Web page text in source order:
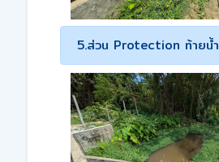
5.ส่วน Protection ท้ายน้ำ